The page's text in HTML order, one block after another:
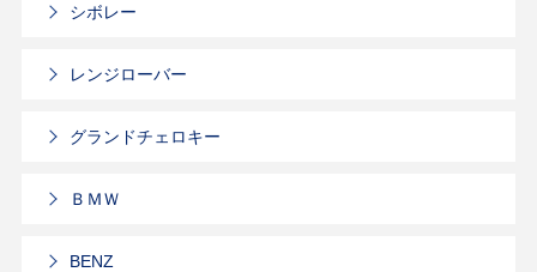
シボレー
レンジローバー
グランドチェロキー
ＢＭＷ
BENZ